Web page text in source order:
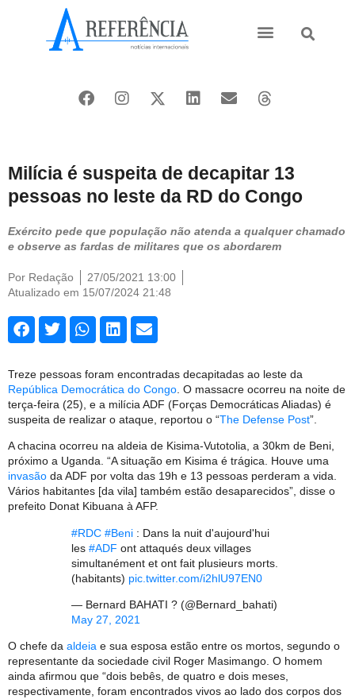
Milícia é suspeita de decapitar 13
pessoas no leste da RD do Congo
Exército pede que população não atenda a qualquer chamado
e observe as fardas de militares que os abordarem
Por Redação
27/05/2021 13:00
Atualizado em 15/07/2024 21:48
Treze pessoas foram encontradas decapitadas ao leste da
República Democrática do Congo . O massacre ocorreu na noite de
terça-feira (25), e a milícia ADF (Forças Democráticas Aliadas) é
suspeita de realizar o ataque, reportou o “The Defense Post”.
A chacina ocorreu na aldeia de Kisima-Vutotolia, a 30km de Beni,
próximo a Uganda. “A situação em Kisima é trágica. Houve uma
invasão da ADF por volta das 19h e 13 pessoas perderam a vida.
Vários habitantes [da vila] também estão desaparecidos”, disse o
prefeito Donat Kibuana à AFP.
#RDC #Beni : Dans la nuit d'aujourd'hui
les #ADF ont attaqués deux villages
simultanément et ont fait plusieurs morts.
(habitants) pic.twitter.com/i2hlU97EN0
— Bernard BAHATI ?️ (@Bernard_bahati)
May 27, 2021
O chefe da aldeia e sua esposa estão entre os mortos, segundo o
representante da sociedade civil Roger Masimango. O homem
ainda afirmou que “dois bebês, de quatro e dois meses,
respectivamente, foram encontrados vivos ao lado dos corpos dos